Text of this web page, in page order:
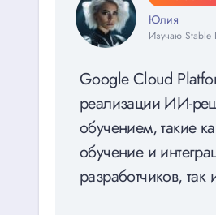
Юлия
Изучаю Stable
Google Cloud
реализации ИИ-
обучением, такие
обучение и
разработчиков, так